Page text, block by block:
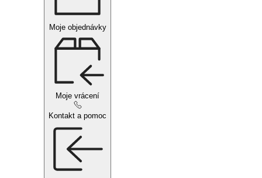
Moje objednávky
Moje vrácení
Kontakt a pomoc